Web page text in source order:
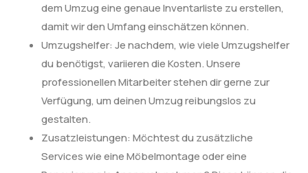
dem Umzug eine genaue Inventarliste zu erstellen,
damit wir den Umfang einschätzen können.
Umzugshelfer: Je nachdem, wie viele Umzugshelfer
du benötigst, variieren die Kosten. Unsere
professionellen Mitarbeiter stehen dir gerne zur
Verfügung, um deinen Umzug reibungslos zu
gestalten.
Zusatzleistungen: Möchtest du zusätzliche
Services wie eine Möbelmontage oder eine